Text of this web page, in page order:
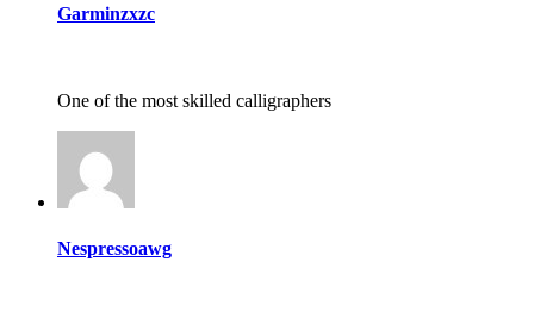
Garminzxzc
One of the most skilled calligraphers
Nespressoawg